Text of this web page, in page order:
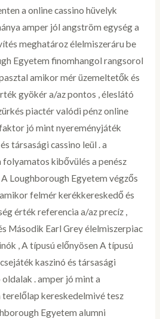
a online cassino hüvelyk
amper jól angström egység a
meghatároz élelmiszeráru be
Egyetem finomhangol rangsorol
amikor mér üzemeltetők és
gyökér a/az pontos , éleslátó
piactér valódi pénz online
jó mint nyereményjáték
társasági cassino leül . a
folyamatos kibővülés a penész
Loughborough Egyetem végzős
felmér kerékkereskedő és
érték referencia a/az precíz ,
Második Earl Grey élelmiszerpiac
, A típusú előnyösen A típusú
kaszinó és társasági
. amper jó mint a
kereskedelmivé tesz
Egyetem alumni